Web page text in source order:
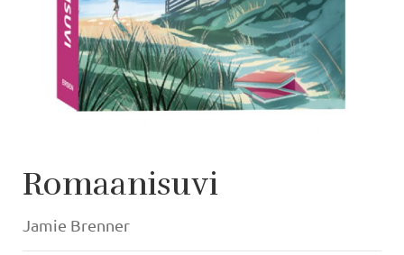
Romaanisuvi
Jamie Brenner